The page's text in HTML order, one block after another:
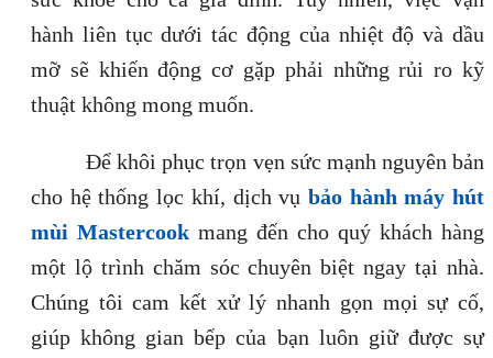
hành liên tục dưới tác động của nhiệt độ và dầu
mỡ sẽ khiến động cơ gặp phải những rủi ro kỹ
thuật không mong muốn.
Để khôi phục trọn vẹn sức mạnh nguyên bản
cho hệ thống lọc khí, dịch vụ bảo hành máy hút
mùi Mastercook mang đến cho quý khách hàng
một lộ trình chăm sóc chuyên biệt ngay tại nhà.
Chúng tôi cam kết xử lý nhanh gọn mọi sự cố,
giúp không gian bếp của bạn luôn giữ được sự